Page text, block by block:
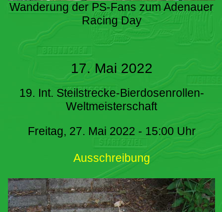
Wanderung der PS-Fans zum Adenauer
Racing Day
17. Mai 2022
19. Int. Steilstrecke-Bierdosenrollen-
Weltmeisterschaft
Freitag, 27. Mai 2022 - 15:00 Uhr
Ausschreibung